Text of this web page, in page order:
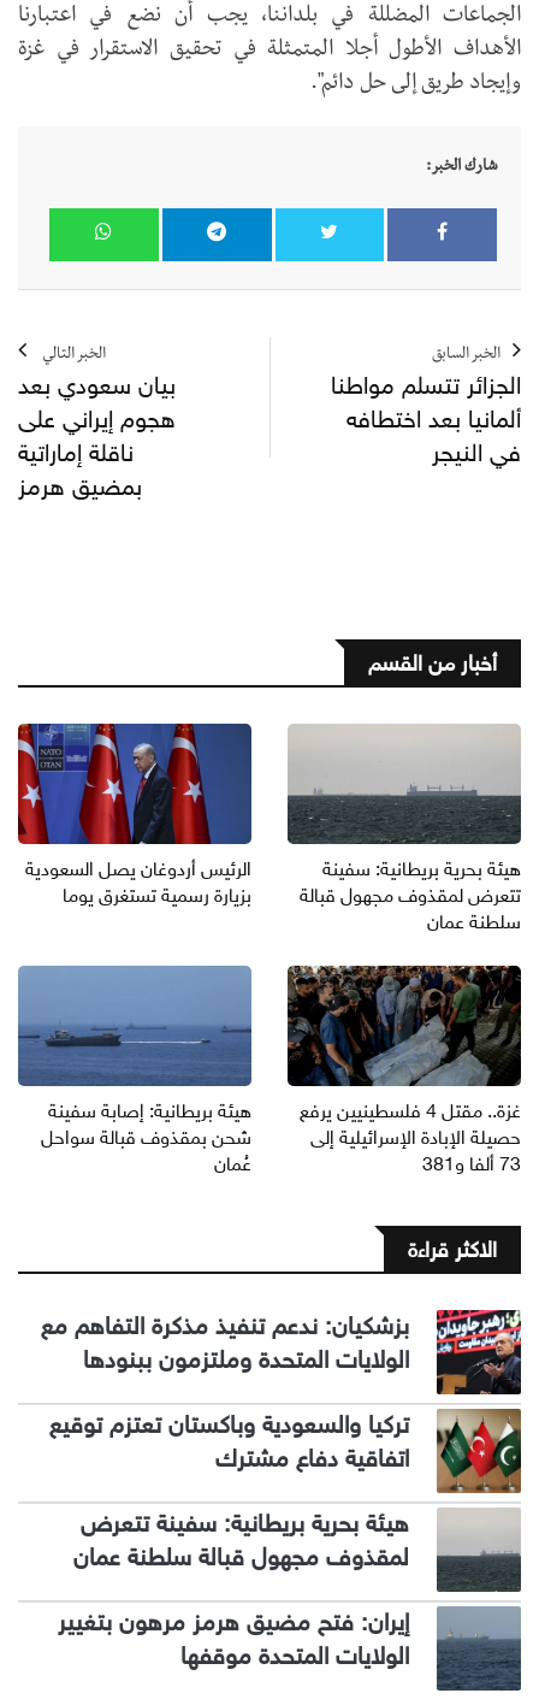
الجماعات المضللة في بلداننا، يجب أن نضع في اعتبارنا
الأهداف الأطول أجلا المتمثلة في تحقيق الاستقرار في غزة
وإيجاد طريق إلى حل دائم".
شارك الخبر:
الخبر السابق
الجزائر تتسلم مواطنا
ألمانيا بعد اختطافه
في النيجر
الخبر التالي
بيان سعودي بعد
هجوم إيراني على
ناقلة إماراتية
بمضيق هرمز
أخبار من القسم
هيئة بحرية بريطانية: سفينة
تتعرض لمقذوف مجهول قبالة
سلطنة عمان
الرئيس أردوغان يصل السعودية
بزيارة رسمية تستغرق يوما
غزة.. مقتل 4 فلسطينيين يرفع
حصيلة الإبادة الإسرائيلية إلى
73 ألفا و381
هيئة بريطانية: إصابة سفينة
شحن بمقذوف قبالة سواحل
عُمان
الاكثر قراءة
بزشكيان: ندعم تنفيذ مذكرة التفاهم مع
الولايات المتحدة وملتزمون ببنودها
تركيا والسعودية وباكستان تعتزم توقيع
اتفاقية دفاع مشترك
هيئة بحرية بريطانية: سفينة تتعرض
لمقذوف مجهول قبالة سلطنة عمان
إيران: فتح مضيق هرمز مرهون بتغيير
الولايات المتحدة موقفها